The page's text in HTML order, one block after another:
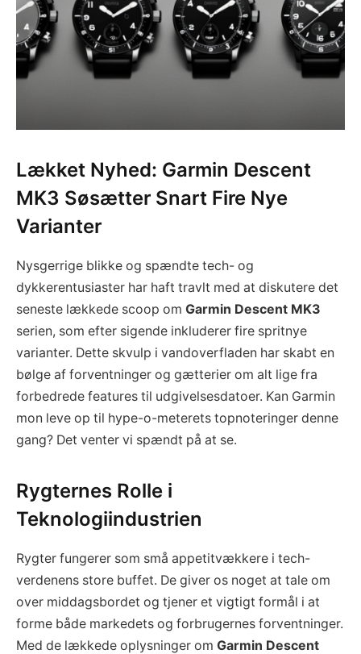
Lækket Nyhed: Garmin Descent
MK3 Søsætter Snart Fire Nye
Varianter
Nysgerrige blikke og spændte tech- og
dykkerentusiaster har haft travlt med at diskutere det
seneste lækkede scoop om Garmin Descent MK3
serien, som efter sigende inkluderer fire spritnye
varianter. Dette skvulp i vandoverfladen har skabt en
bølge af forventninger og gætterier om alt lige fra
forbedrede features til udgivelsesdatoer. Kan Garmin
mon leve op til hype-o-meterets topnoteringer denne
gang? Det venter vi spændt på at se.
Rygternes Rolle i
Teknologiindustrien
Rygter fungerer som små appetitvækkere i tech-
verdenens store buffet. De giver os noget at tale om
over middagsbordet og tjener et vigtigt formål i at
forme både markedets og forbrugernes forventninger.
Med de lækkede oplysninger om Garmin Descent